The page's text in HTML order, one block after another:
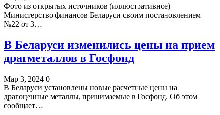
Фото из открытых источников (иллюстративное)
Министерство финансов Беларуси своим постановлением
№22 от 3…
В Беларуси изменились цены на прием
драгметаллов в Госфонд
Мар 3, 2024 0
В Беларуси установлены новые расчетные цены на
драгоценные металлы, принимаемые в Госфонд. Об этом
сообщает…